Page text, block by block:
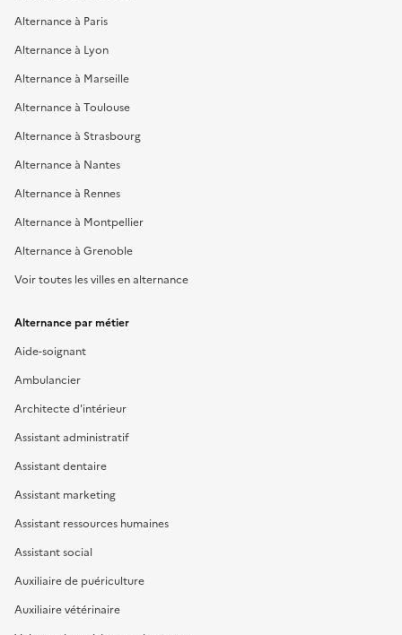
Alternance à Paris
Alternance à Lyon
Alternance à Marseille
Alternance à Toulouse
Alternance à Strasbourg
Alternance à Nantes
Alternance à Rennes
Alternance à Montpellier
Alternance à Grenoble
Voir toutes les villes en alternance
Alternance par métier
Aide-soignant
Ambulancier
Architecte d'intérieur
Assistant administratif
Assistant dentaire
Assistant marketing
Assistant ressources humaines
Assistant social
Auxiliaire de puériculture
Auxiliaire vétérinaire